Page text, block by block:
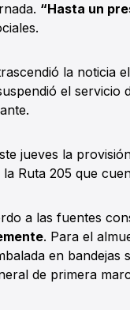
“Hasta un
la noticia
el servicio
jueves la
la Ruta 205 que
a las fuentes
. Para el
en bandejas
de primera